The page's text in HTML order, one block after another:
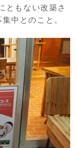
ともない改築さ
中とのこと。